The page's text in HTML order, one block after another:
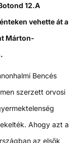
12.A
vehette át a
Márton-
Bencés
szerzett orvosi
Ahogy azt a
az elsők